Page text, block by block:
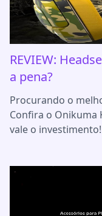
REVIEW:
a pena?
Procurando o
Confira o Onikuma
vale o investimento!